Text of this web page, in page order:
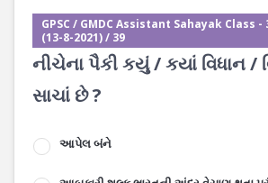
GPSC / GMDC Assistant Sahayak Class -
(13-8-2021) / 39
નીચેના પૈકી કયું / કયાં વિધાન /
સાચાં છે ?
આપેલ બંને